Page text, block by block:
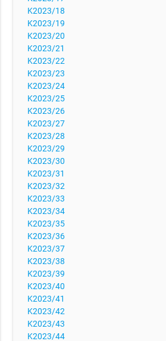
K2023/18
K2023/19
K2023/20
K2023/21
K2023/22
K2023/23
K2023/24
K2023/25
K2023/26
K2023/27
K2023/28
K2023/29
K2023/30
K2023/31
K2023/32
K2023/33
K2023/34
K2023/35
K2023/36
K2023/37
K2023/38
K2023/39
K2023/40
K2023/41
K2023/42
K2023/43
K2023/44